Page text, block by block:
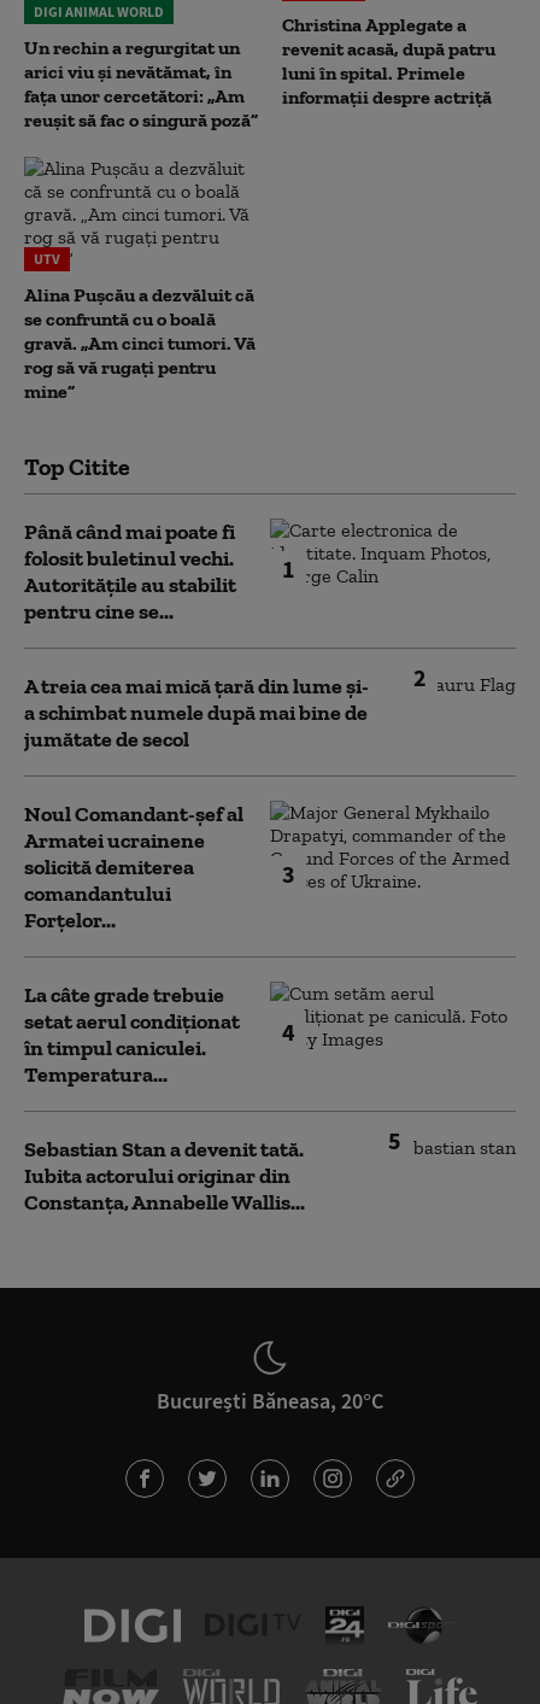
DIGI ANIMAL WORLD
Un rechin a regurgitat un
arici viu și nevătămat, în
fața unor cercetători: „Am
reușit să fac o singură poză”
Christina Applegate a
revenit acasă, după patru
luni în spital. Primele
informații despre actriță
UTV
Alina Pușcău a dezvăluit că
se confruntă cu o boală
gravă. „Am cinci tumori. Vă
rog să vă rugați pentru
mine”
Top Citite
1
Până când mai poate fi
folosit buletinul vechi.
Autoritățile au stabilit
pentru cine se...
2
A treia cea mai mică țară din lume și-
a schimbat numele după mai bine de
jumătate de secol
3
Noul Comandant-șef al
Armatei ucrainene
solicită demiterea
comandantului
Forțelor...
4
La câte grade trebuie
setat aerul condiționat
în timpul caniculei.
Temperatura...
5
Sebastian Stan a devenit tată.
Iubita actorului originar din
Constanța, Annabelle Wallis...
București Băneasa, 20°C